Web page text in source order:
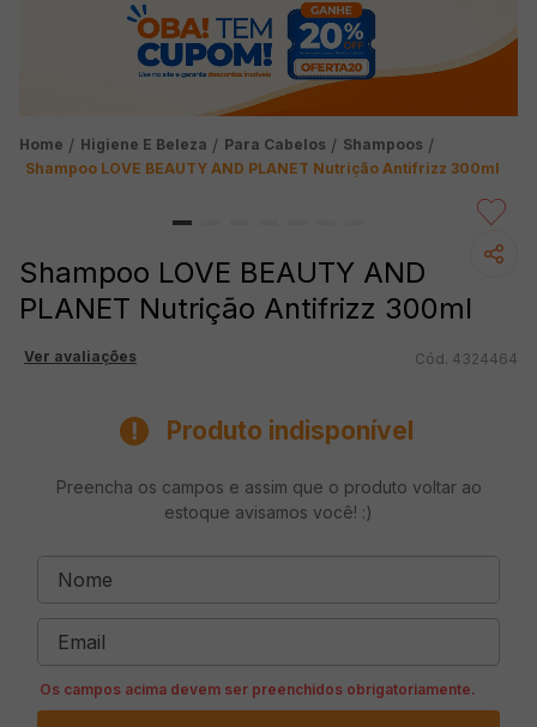
Higiene E Beleza Para Cabelos
Shampoos
Shampoo LOVE BEAUTY AND PLANET Nutrição Antifrizz 300ml
Shampoo LOVE BEAUTY AND
PLANET Nutrição Antifrizz 300ml
Ver avaliações 4324464
Produto indisponível
Preencha os campos e assim que o produto voltar ao
estoque avisamos você! :)